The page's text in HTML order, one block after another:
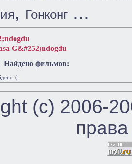
, Гонконг ...
G&#252;ndogdu
Найдено фильмов:
:(
(c) 2006-